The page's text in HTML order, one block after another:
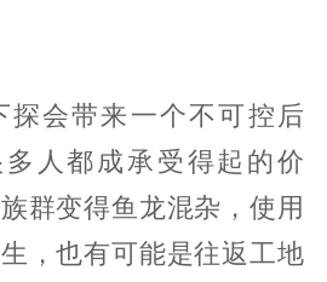
探会带来一个不可控后
人都成承受得起的价
群变得鱼龙混杂，使用
，也有可能是往返工地